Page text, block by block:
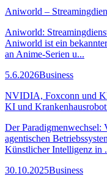
Aniworld –
Aniworld:
Aniworld ist ein
an Anime-Serien u...
5.6.2026Business
NVIDIA, Foxconn und
KI und
Der
agentischen
Künstlicher Intelligenz in
30.10.2025Business